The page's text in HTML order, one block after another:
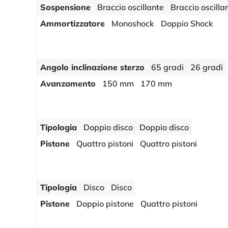
Sospensione Braccio oscillante
Braccio
Ammortizzatore
Monoshock Doppio Shock
Angolo inclinazione sterzo 65 gradi
26 gradi
Avanzamento
150 mm 170 mm
Tipologia Doppio disco
Doppio disco
Pistone
Quattro pistoni Quattro pistoni
Tipologia Disco
Disco
Pistone
Doppio pistone Quattro pistoni